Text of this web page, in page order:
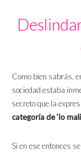
Como bien sabrás,
sociedad estaba
secreto que la
categoría de ‘lo
Si en ese entonces